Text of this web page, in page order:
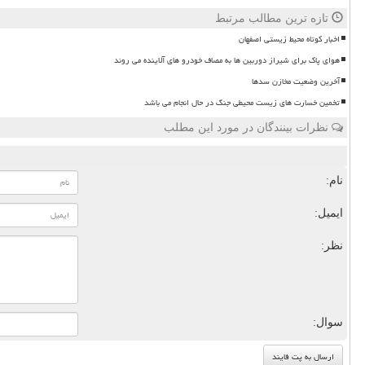
تازه ترین مطالب مرتبط
اخبار کوتاه محیط زیستی اصفهان
هوای پاک برای شیراز دوربین ها به مصاف خودرو های آلاینده می روند
آخرین وضعیت مخازن سدها
تخمین خسارت های زیست محیطی جنگ در حال انجام می باشد
نظرات بینندگان در مورد این مطلب
نام:
ایمیل:
نظر:
سوال: